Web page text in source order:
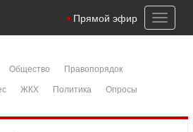
Toggle
Прямой эфир
Общество
Правопорядок
ЖКХ Политика
Опросы